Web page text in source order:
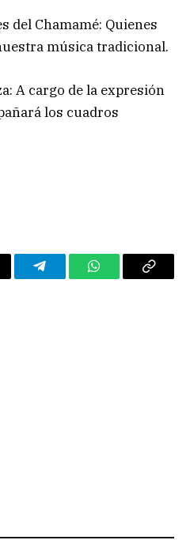
del Chamamé: Quienes
música tradicional.
A cargo de la expresión
los cuadros
TelegramWhatsAppCopy